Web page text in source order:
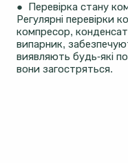
● Перевірка стану
Регулярні перевірки
компресор,
випарник,
виявляють будь-які
вони загостряться.